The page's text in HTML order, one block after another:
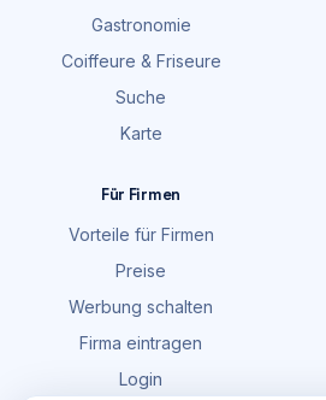
Gastronomie
Coiffeure & Friseure
Suche
Karte
Für Firmen
Vorteile für Firmen
Preise
Werbung schalten
Firma eintragen
Login